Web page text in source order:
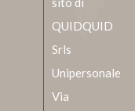
QUIDQUID
Srls
Unipersonale
Via